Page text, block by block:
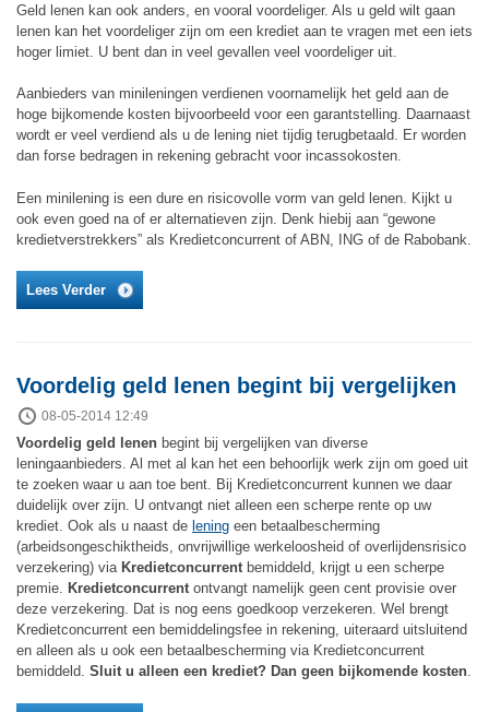
Geld lenen kan ook anders, en vooral voordeliger. Als u geld wilt gaan
lenen kan het voordeliger zijn om een krediet aan te vragen met een iets
hoger limiet. U bent dan in veel gevallen veel voordeliger uit.
Aanbieders van minileningen verdienen voornamelijk het geld aan de
hoge bijkomende kosten bijvoorbeeld voor een garantstelling. Daarnaast
wordt er veel verdiend als u de lening niet tijdig terugbetaald. Er worden
dan forse bedragen in rekening gebracht voor incassokosten.
Een minilening is een dure en risicovolle vorm van geld lenen. Kijkt u
ook even goed na of er alternatieven zijn. Denk hiebij aan “gewone
kredietverstrekkers” als Kredietconcurrent of ABN, ING of de Rabobank.
Lees Verder
Voordelig geld lenen begint bij vergelijken
08-05-2014 12:49
Voordelig geld lenen begint bij vergelijken van diverse
leningaanbieders. Al met al kan het een behoorlijk werk zijn om goed uit
te zoeken waar u aan toe bent. Bij Kredietconcurrent kunnen we daar
duidelijk over zijn. U ontvangt niet alleen een scherpe rente op uw
krediet. Ook als u naast de lening een betaalbescherming
(arbeidsongeschiktheids, onvrijwillige werkeloosheid of overlijdensrisico
verzekering) via Kredietconcurrentbemiddeld, krijgt u een scherpe
premie. Kredietconcurrentontvangt namelijk geen cent provisie over
deze verzekering. Dat is nog eens goedkoop verzekeren. Wel brengt
Kredietconcurrent een bemiddelingsfee in rekening, uiteraard uitsluitend
en alleen als u ook een betaalbescherming via Kredietconcurrent
bemiddeld. Sluit u alleen een krediet? Dan geen bijkomende kosten.